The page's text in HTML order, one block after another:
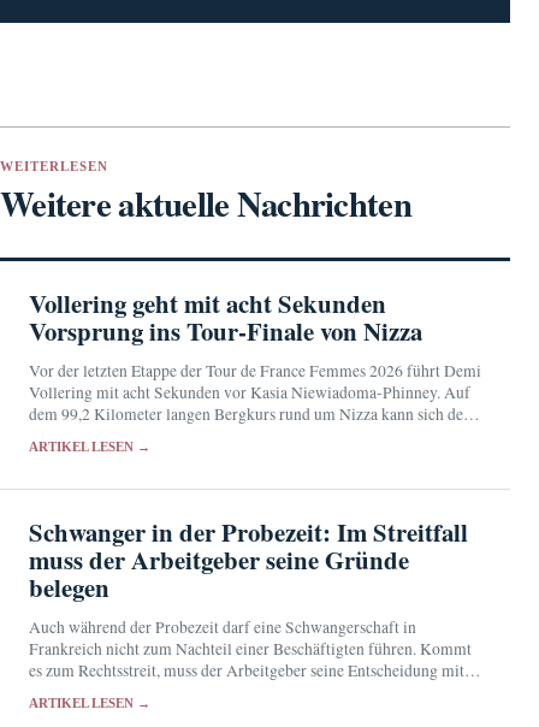
WEITERLESEN
Weitere aktuelle Nachrichten
Vollering geht mit acht Sekunden
Vorsprung ins Tour-Finale von Nizza
Vor der letzten Etappe der Tour de France Femmes 2026 führt Demi
Vollering mit acht Sekunden vor Kasia Niewiadoma-Phinney. Auf
dem 99,2 Kilometer langen Bergkurs rund um Nizza kann sich der
ARTIKEL LESEN →
Schwanger in der Probezeit: Im Streitfall
muss der Arbeitgeber seine Gründe
belegen
Auch während der Probezeit darf eine Schwangerschaft in
Frankreich nicht zum Nachteil einer Beschäftigten führen. Kommt
es zum Rechtsstreit, muss der Arbeitgeber seine Entscheidung mit
wirken zugunsten der Arbeitnehmerin.
ARTIKEL LESEN →